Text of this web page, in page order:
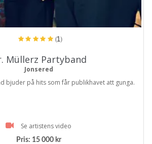
(1)
Müllerz Partyband
Jonsered
bjuder på hits som får publikhavet att gunga.
Se artistens video
Pris: 15 000 kr